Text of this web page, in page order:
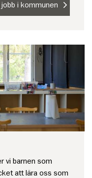
jobb i kommunen
vi barnen som
att lära oss som